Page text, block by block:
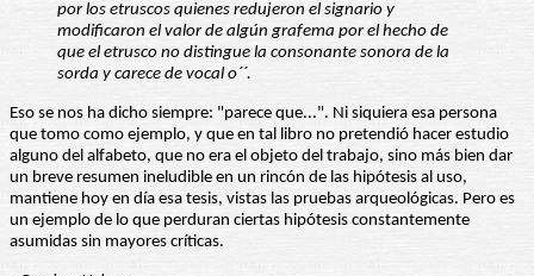
por los etruscos quienes redujeron el signario y
modificaron el valor de algún grafema por el hecho de
que el etrusco no distingue la consonante sonora de la
sorda y carece de vocal o´´.
Eso se nos ha dicho siempre: "parece que...". Ni siquiera esa persona
que tomo como ejemplo, y que en tal libro no pretendió hacer estudio
alguno del alfabeto, que no era el objeto del trabajo, sino más bien dar
un breve resumen ineludible en un rincón de las hipótesis al uso,
mantiene hoy en día esa tesis, vistas las pruebas arqueológicas. Pero es
un ejemplo de lo que perduran ciertas hipótesis constantemente
asumidas sin mayores críticas.